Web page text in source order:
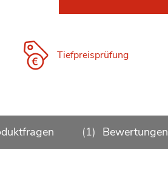
Tiefpreisprüfung
1 Bewertungen